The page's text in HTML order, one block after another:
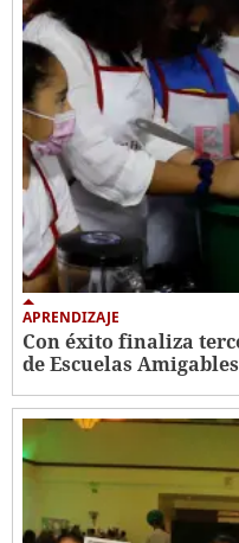
APRENDIZAJE
Con éxito finaliza
de Escuelas Amigables